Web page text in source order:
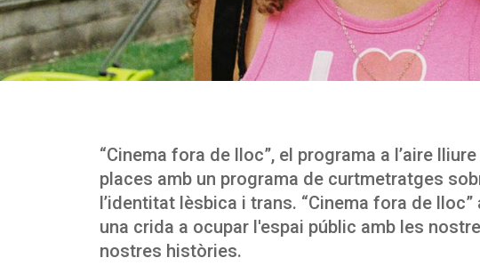
“Cinema fora de lloc”, el programa a l’aire
places amb un programa de curtmetratges
l’identitat lèsbica i trans. “Cinema fora de
una crida a ocupar l'espai públic amb les
nostres històries.